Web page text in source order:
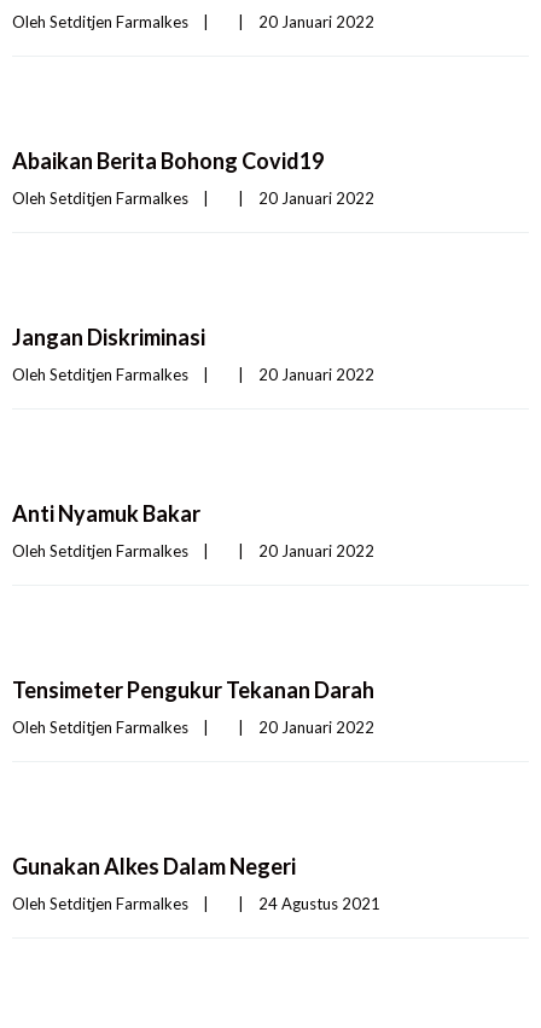
Oleh Setditjen Farmalkes 20 Januari 2022
Abaikan Berita Bohong Covid19
Oleh Setditjen Farmalkes 20 Januari 2022
Jangan Diskriminasi
Oleh Setditjen Farmalkes 20 Januari 2022
Anti Nyamuk Bakar
Oleh Setditjen Farmalkes 20 Januari 2022
Tensimeter Pengukur Tekanan Darah
Oleh Setditjen Farmalkes 20 Januari 2022
Gunakan Alkes Dalam Negeri
Oleh Setditjen Farmalkes 24 Agustus 2021